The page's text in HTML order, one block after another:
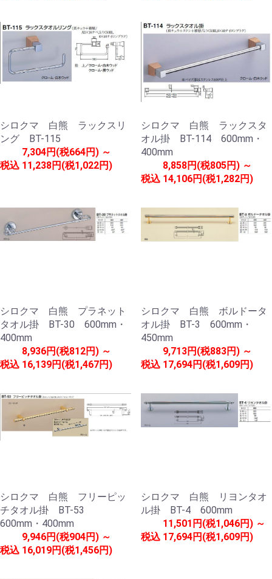
シロクマ 白熊 ラックスリ
ング BT-115
税込
7,304円(税664円) ～
11,238円(税1,022円)
シロクマ 白熊 ラックスタ
オル掛 BT-114 600mm・
400mm
税込
8,858円(税805円) ～
14,106円(税1,282円)
シロクマ 白熊 プラネット
タオル掛 BT-30 600mm・
400mm
税込
8,936円(税812円) ～
16,139円(税1,467円)
シロクマ 白熊 ボルドータ
オル掛 BT-3 600mm・
450mm
税込
9,713円(税883円) ～
17,694円(税1,609円)
シロクマ 白熊 フリーピッ
チタオル掛 BT-53
600mm・400mm
税込
9,946円(税904円) ～
16,019円(税1,456円)
シロクマ 白熊 リヨンタオ
ル掛 BT-4 600mm
税込
11,501円(税1,046円) ～
17,694円(税1,609円)